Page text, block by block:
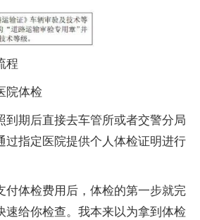
程
院体检
到期后直接去车管所或者交警分局
过指定医院提供个人体检证明进行
付体检费用后，体检的第一步就完
速给你检查。我本来以为拿到体检